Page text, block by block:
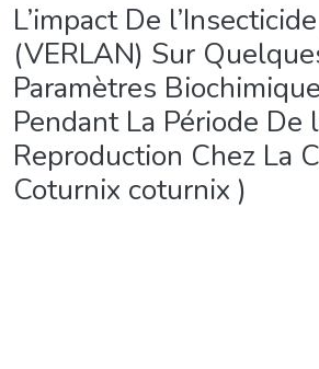
L’impact De
(VERLAN) Sur
Paramètres
Pendant La Période De
Reproduction Chez La
Coturnix coturnix )